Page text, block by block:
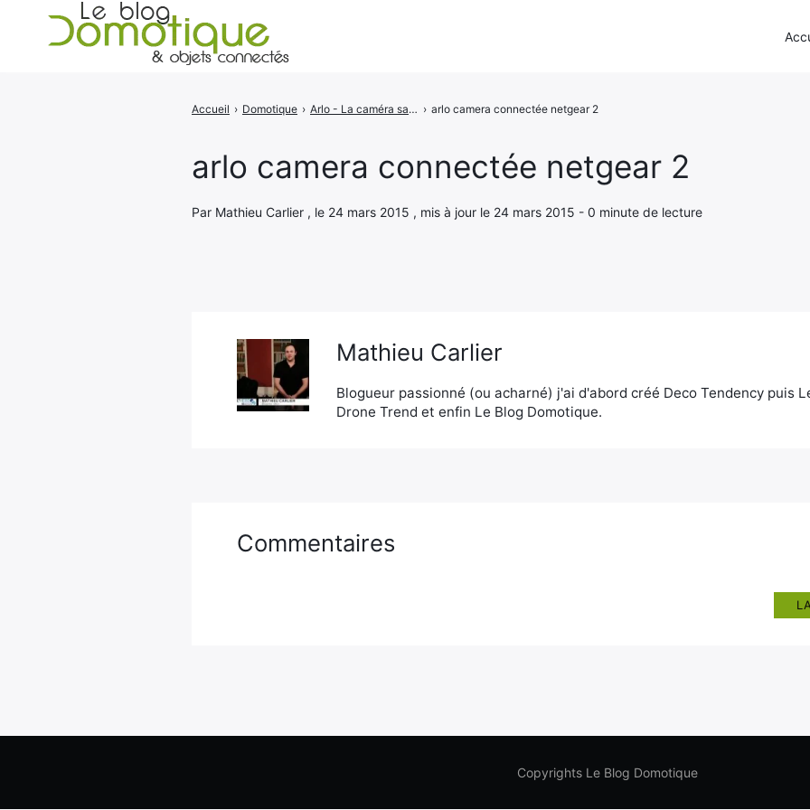
arlo camera connectée netgear 2
Par Mathieu Carlier , le 24 mars 2015 , mis à jour le 24 mars 2015 - 0 minute de lecture
Accueil › Domotique › Arlo - La caméra sans fil de NetGear › arlo camera connectée netgear 2
Mathieu Carlier
Blogueur passionné (ou acharné) j'ai d'abord créé Deco Tendency puis
Drone Trend et enfin Le Blog Domotique.
Commentaires
Copyrights Le Blog Domotique
Rechercher